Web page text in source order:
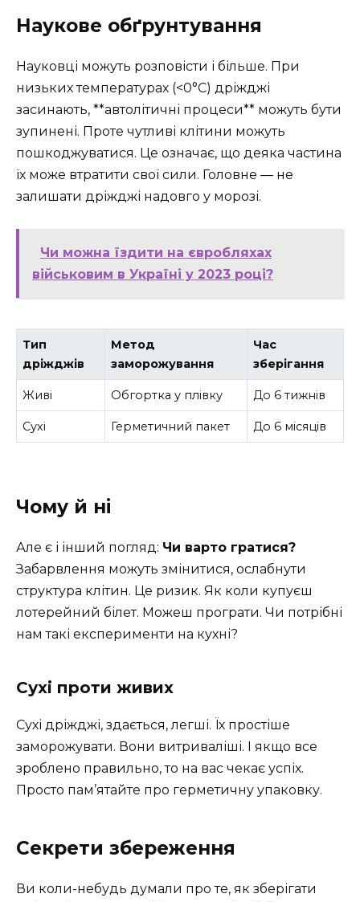
Наукове обґрунтування
Науковці можуть розповісти і більше. При
низьких температурах (<0°C) дріжджі
засинають, **автолітичні процеси** можуть бути
зупинені. Проте чутливі клітини можуть
пошкоджуватися. Це означає, що деяка частина
їх може втратити свої сили. Головне — не
залишати дріжджі надовго у морозі.
Чи можна їздити на євробляхах
військовим в Україні у 2023 році?
Тип
дріжджів
Метод
заморожування
Час
зберігання
Живі Обгортка у плівку До 6 тижнів
Сухі Герметичний пакет До 6 місяців
Чому й ні
Але є і інший погляд: Чи варто гратися?
Забарвлення можуть змінитися, ослабнути
структура клітин. Це ризик. Як коли купуєш
лотерейний білет. Можеш програти. Чи потрібні
нам такі експерименти на кухні?
Сухі проти живих
Сухі дріжджі, здається, легші. Їх простіше
заморожувати. Вони витриваліші. І якщо все
зроблено правильно, то на вас чекає успіх.
Просто пам’ятайте про герметичну упаковку.
Секрети збереження
Ви коли-небудь думали про те, як зберігати